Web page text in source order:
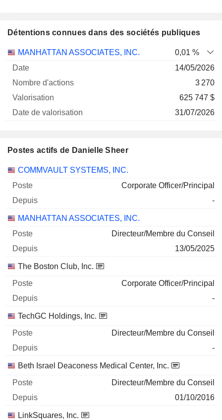
Détentions connues dans des sociétés publiques
Nombre
Date de
MANHATTAN ASSOCIATES, INC.
0,01 %
14/05/2026
3 270
625 747 $
31/07/2026
Postes actifs de Danielle Sheer
Sociétés Poste Début
COMMVAULT SYSTEMS, INC.
Corporate Officer/Principal
-
MANHATTAN ASSOCIATES, INC.
Directeur/Membre du Conseil
13/05/2025
The Boston Club, Inc.
Corporate Officer/Principal
-
TechGC Holdings, Inc.
Directeur/Membre du Conseil
-
Beth Israel Deaconess Medical Center, Inc.
Directeur/Membre du Conseil
01/10/2016
LinkSquares, Inc.